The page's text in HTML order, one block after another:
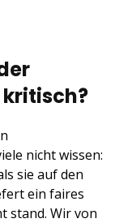
nicht wissen:
sie auf den
ein faires
stand. Wir von